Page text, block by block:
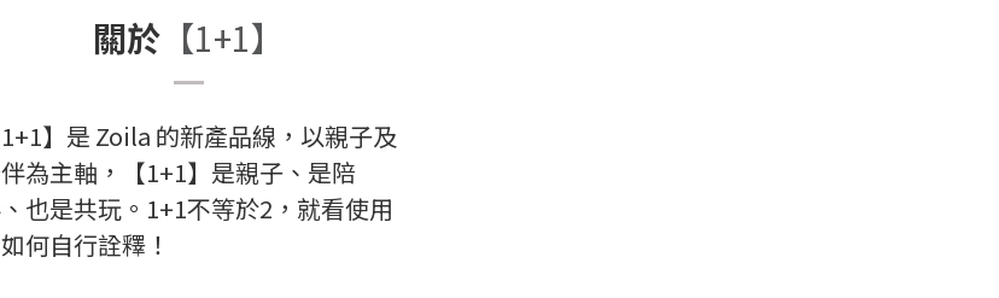
關於【1+1】
1+1】是 Zoila 的新產品線，以親子及
為主軸，【1+1】是親子、是陪
也是共玩。1+1不等於2，就看使用
何自行詮釋！